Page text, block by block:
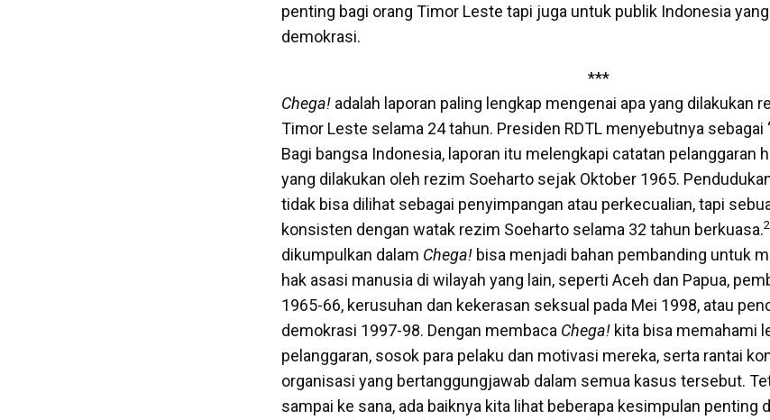
penting bagi orang Timor Leste tapi juga untuk publik Indonesia
demokrasi.
***
Chega! adalah laporan paling lengkap mengenai apa yang dilakukan
Timor Leste selama 24 tahun. Presiden RDTL menyebutnya sebagai
Bagi bangsa Indonesia, laporan itu melengkapi catatan pelanggaran
yang dilakukan oleh rezim Soeharto sejak Oktober 1965.
tidak bisa dilihat sebagai penyimpangan atau perkecualian, tapi
konsisten dengan watak rezim Soeharto selama 32 tahun berkuasa.2
dikumpulkan dalam Chega! bisa menjadi bahan pembanding untuk
hak asasi manusia di wilayah yang lain, seperti Aceh dan Papua,
1965-66, kerusuhan dan kekerasan seksual pada Mei 1998, atau
demokrasi 1997-98. Dengan membaca Chega! kita bisa memahami
pelanggaran, sosok para pelaku dan motivasi mereka, serta rantai
organisasi yang bertanggungjawab dalam semua kasus tersebut.
sampai ke sana, ada baiknya kita lihat beberapa kesimpulan penting